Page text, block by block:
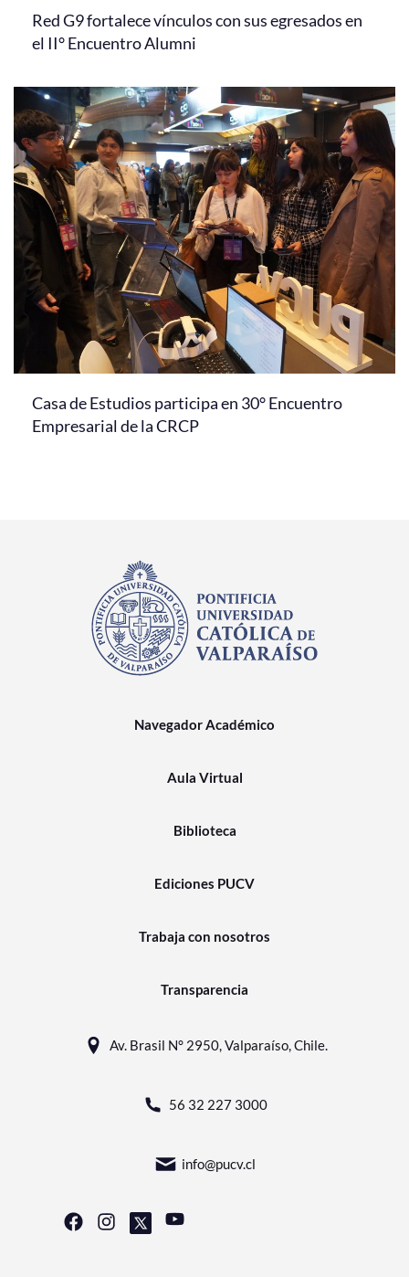
Red G9 fortalece vínculos con sus egresados en
el II° Encuentro Alumni
Casa de Estudios participa en 30° Encuentro
Empresarial de la CRCP
Navegador Académico
Aula Virtual
Biblioteca
Ediciones PUCV
Trabaja con nosotros
Transparencia
Av. Brasil N° 2950, Valparaíso, Chile.
56 32 227 3000
info@pucv.cl